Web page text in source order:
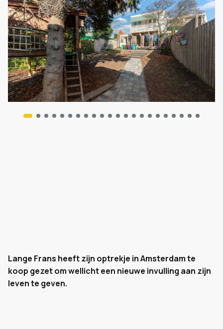
Lange Frans heeft zijn optrekje in Amsterdam te
koop gezet om wellicht een nieuwe invulling aan zijn
leven te geven.